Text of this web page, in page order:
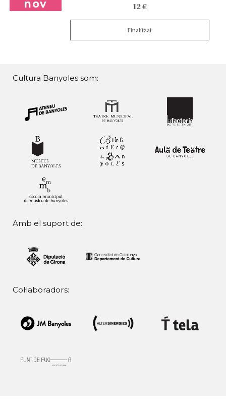
nov
12 €
Finalitzat
Cultura Banyoles som:
Amb el suport de:
Col·laboradors: